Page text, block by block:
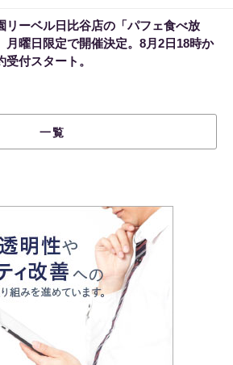
リーベル日比谷店の「パフェ食べ放
月曜日限定で開催決定。8月2日18時か
受付スタート。
一覧